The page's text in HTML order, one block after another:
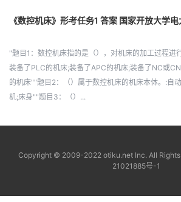
《数控机床》形考任务1 答案 国家开放大学电
"题目1：数控机床指的是（），对机床的加工过程进
装备了PLC的机床;装备了APC的机床;装备了NC或
的机床""题目2：（）属于数控机床的机床本体。:自
机;床身""题目3：（）...
Copyright © 2009-2022 otiku.net Inc. All Rights
21021885号-1